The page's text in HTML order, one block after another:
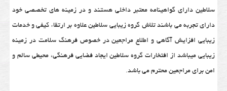
سلاطین دارای گواهینامه معتبر داخلی هستند و در زمینه های تخصصی خود
دارای تجربه می باشند تلاش گروه زیبایی سلاطین علاوه بر ارتقاء کیفی و خدمات
زیبایی افزایش آگاهی و اطلاع مراجعین در خصوص فرهنگ سلامت در زمینه
زیبایی میباشد از افتخارات گروه سلاطین ایجاد فضایی فرهنگی، محیطی سالم و
امن برای مراجعین محترم می باشد.